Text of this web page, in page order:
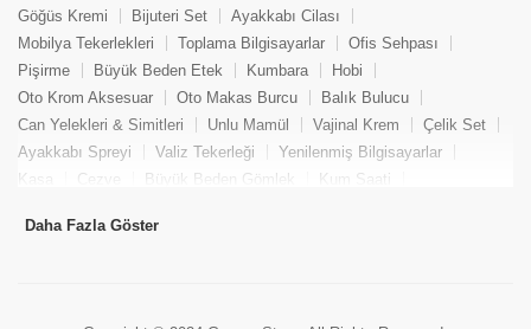
Göğüs Kremi
Bijuteri Set
Ayakkabı Cilası
Mobilya Tekerlekleri
Toplama Bilgisayarlar
Ofis Sehpası
Pişirme
Büyük Beden Etek Kumbara
Hobi
Oto Krom Aksesuar
Oto Makas Burcu
Balık Bulucu
Can Yelekleri & Simitleri
Unlu Mamül Vajinal Krem
Çelik Set
Ayakkabı Spreyi
Valiz Tekerleği
Yenilenmiş Bilgisayarlar
Kasa
Cezve Büyük Beden Gömlek
Kum Saati
Tekne Bağlama & Demirleme
Daha Fazla Göster